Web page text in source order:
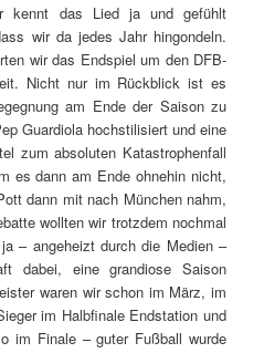
kennt das Lied ja und gefühlt
wir da jedes Jahr hingondeln.
wir das Endspiel um den DFB-
Nicht nur im Rückblick ist es
am Ende der Saison zu
Guardiola hochstilisiert und eine
zum absoluten Katastrophenfall
es dann am Ende ohnehin nicht,
dann mit nach München nahm,
wollten wir trotzdem nochmal
– angeheizt durch die Medien –
dabei, eine grandiose Saison
waren wir schon im März, im
im Halbfinale Endstation und
im Finale – guter Fußball wurde